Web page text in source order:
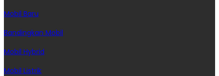
Mobil Baru
Bandingkan Mobil
Mobil Hybrid
Mobil Listrik